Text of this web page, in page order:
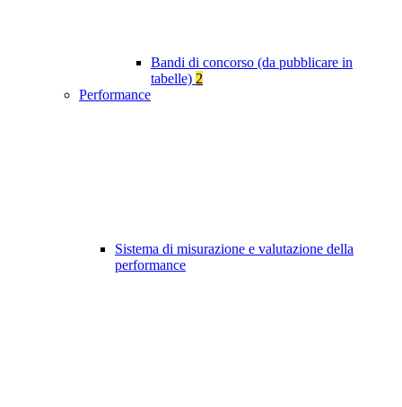
Bandi di concorso (da pubblicare in
tabelle) 2
Performance
Sistema di misurazione e valutazione della
performance